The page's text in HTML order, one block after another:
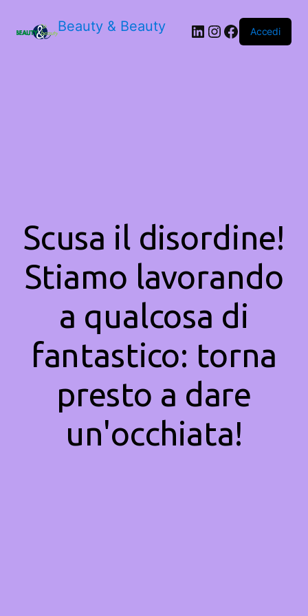
Beauty & Beauty LinkedIn
Instagram
Facebook
Accedi
Scusa il disordine!
Stiamo lavorando
a qualcosa di
fantastico: torna
presto a dare
un'occhiata!